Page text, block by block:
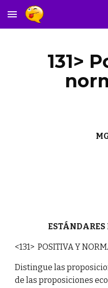
Skip to main content
131>
<131> POSITIVA Y
Distingue las
de las proposiciones